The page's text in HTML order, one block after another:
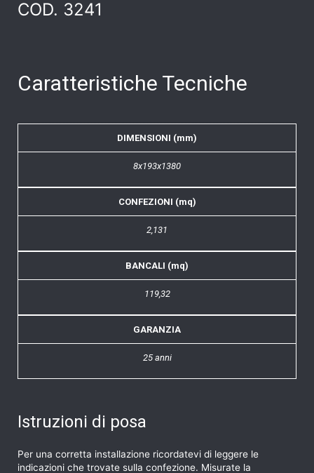
COD. 3241
Caratteristiche Tecniche
DIMENSIONI (mm)
8x193x1380
CONFEZIONI (mq)
2,131
BANCALI (mq)
119,32
GARANZIA
25 anni
Istruzioni di posa
Per una corretta installazione ricordatevi di leggere le
indicazioni che trovate sulla confezione. Misurate la